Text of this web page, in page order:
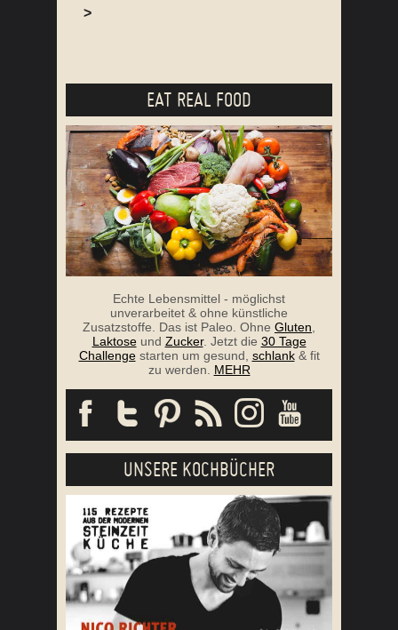
>
EAT REAL FOOD
Echte Lebensmittel - möglichst
unverarbeitet & ohne künstliche
Zusatzstoffe. Das ist Paleo. Ohne Gluten
Laktoseund Zucker. Jetzt die 30 Tage
Challengestarten um gesund, schlank& fit
zu werden. MEHR
UNSERE KOCHBÜCHER